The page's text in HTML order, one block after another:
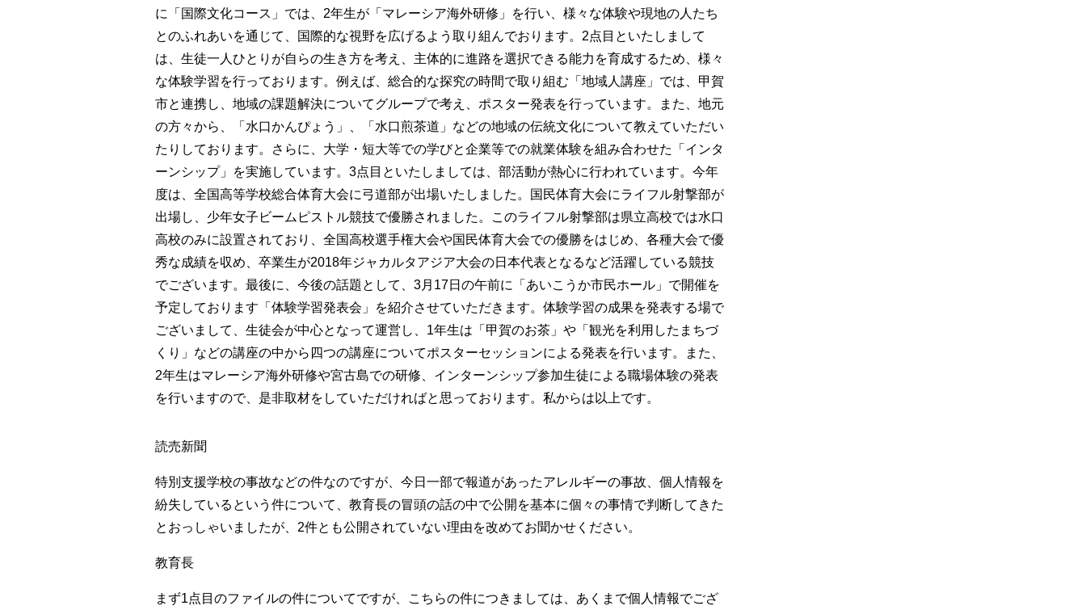
に「国際文化コース」では、2年生が「マレーシア海外研修」を行い、様々な体験や現地の人たち
とのふれあいを通じて、国際的な視野を広げるよう取り組んでおります。 2点目といたしまして
は、生徒一人ひとりが自らの生き方を考え、主体的に進路を選択できる能力を育成するため、様々
な体験学習を行っております。例えば、総合的な探究の時間で取り組む「地域人講座」では、甲賀
市と連携し、地域の課題解決についてグループで考え、ポスター発表を行っています。また、地元
の方々から、「水口かんぴょう」、「水口煎茶道」などの地域の伝統文化について教えていただい
たりしております。さらに、大学・短大等での学びと企業等での就業体験を組み合わせた「インタ
ーンシップ」を実施しています。 3点目といたしましては、部活動が熱心に行われています。今年
度は、全国高等学校総合体育大会に弓道部が出場いたしました。国民体育大会にライフル射撃部が
出場し、少年女子ビームピストル競技で優勝されました。このライフル射撃部は県立高校では水口
高校のみに設置されており、全国高校選手権大会や国民体育大会での優勝をはじめ、各種大会で優
秀な成績を収め、卒業生が2018年ジャカルタアジア大会の日本代表となるなど活躍している競技
でございます。 最後に、今後の話題として、3月17日の午前に「あいこうか市民ホール」で開催を
予定しております「体験学習発表会」を紹介させていただきます。体験学習の成果を発表する場で
ございまして、生徒会が中心となって運営し、1年生は「甲賀のお茶」や「観光を利用したまちづ
くり」などの講座の中から四つの講座についてポスターセッションによる発表を行います。また、
2年生はマレーシア海外研修や宮古島での研修、インターンシップ参加生徒による職場体験の発表
を行いますので、是非取材をしていただければと思っております。 私からは以上です。
読売新聞
特別支援学校の事故などの件なのですが、今日一部で報道があったアレルギーの事故、個人情報を
紛失しているという件について、教育長の冒頭の話の中で公開を基本に個々の事情で判断してきた
とおっしゃいましたが、2件とも公開されていない理由を改めてお聞かせください。
教育長
まず1点目のファイルの件についてですが、こちらの件につきましては、あくまで個人情報でござ